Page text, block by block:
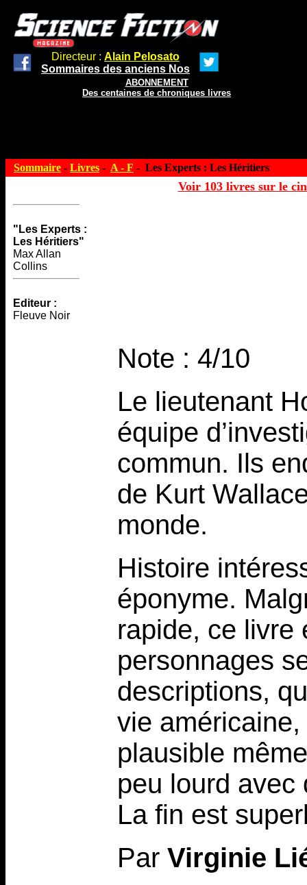
Directeur : Alain Pelosato
Sommaires des anciens Nos
ABONNEMENT
Des centaines de chroniques livres
Sommaire - Livres - A - F - Les Experts : Les Héritiers
Voir 103 livres sur le
"Les Experts :
Les Héritiers"
Max Allan
Collins
Editeur :
Fleuve Noir
Note : 4/10
Le lieutenant
équipe
commun. Ils
de Kurt
monde.
Histoire
éponyme.
rapide, ce livre
personnages
descriptions,
vie américaine,
plausible
peu lourd avec
La fin est
Par Virginie